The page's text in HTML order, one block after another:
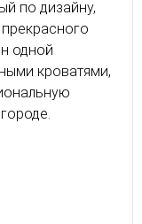
по дизайну,
одной
кроватями,